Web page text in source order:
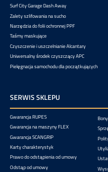
Surf City Garage Dash Away
Zalety szlifowania na sucho
Narzędzia do folii ochronnej PPF
Taśmy maskujące
Czyszczenie i uszczelnianie Alcantary
Uniwersalny środek czyszczący APC
Pielęgnacja samochodu dla początkujących
SERWIS SKLEPU
Gwarancja RUPES
Gwarancja na maszyny FLEX
Gwarancja SCANGRIP
Karty charakterystyk
Prawo do odstąpienia od umowy
Odstąp od umowy